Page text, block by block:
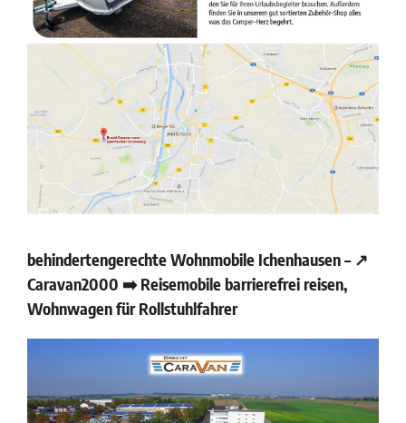
behindertengerechte Wohnmobile Ichenhausen – ↗️
Caravan2000 ➡️ Reisemobile barrierefrei reisen,
Wohnwagen für Rollstuhlfahrer